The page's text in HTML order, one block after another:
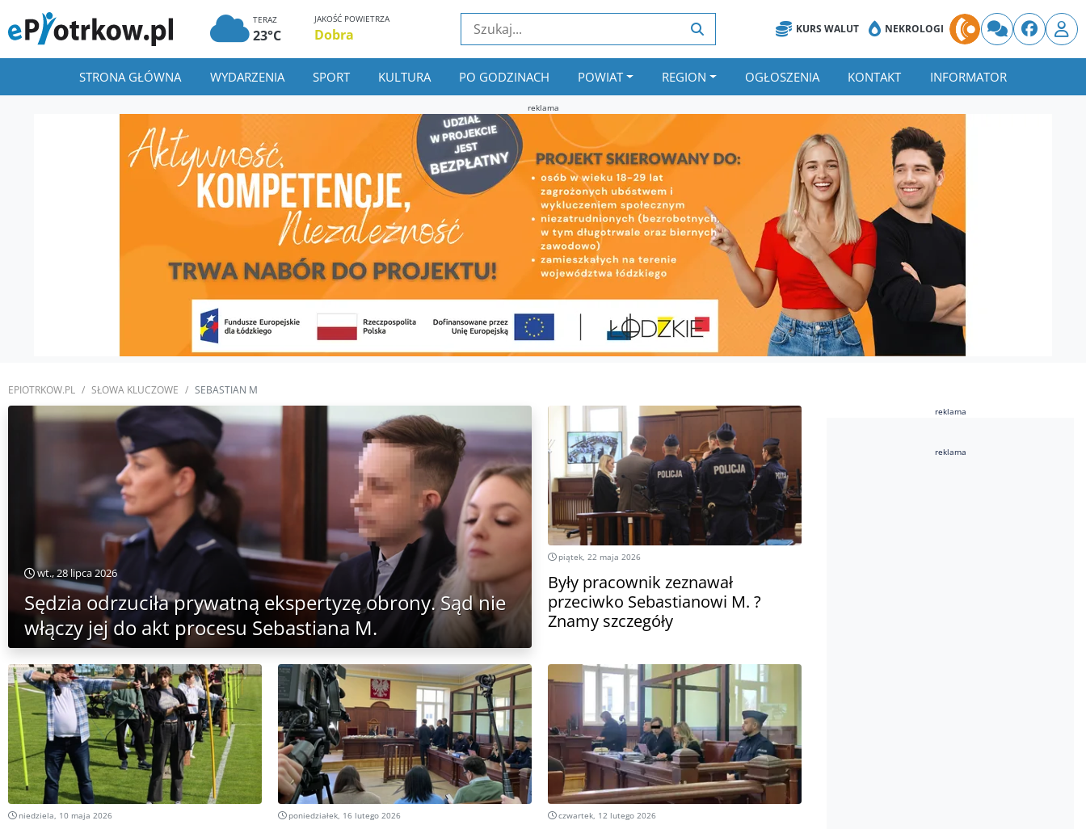
TERAZ
23°C
JAKOŚĆ POWIETRZA
Dobra KURS WALUT NEKROLOGI
STRONA GŁÓWNA WYDARZENIA SPORT KULTURA PO GODZINACH POWIAT REGION OGŁOSZENIA KONTAKT INFORMATOR
reklama
EPIOTRKOW.PL SŁOWA KLUCZOWE SEBASTIAN M
wt., 28 lipca 2026
Sędzia odrzuciła prywatną ekspertyzę obrony. Sąd nie
włączy jej do akt procesu Sebastiana M.
piątek, 22 maja 2026
Były pracownik zeznawał
przeciwko Sebastianowi M. ?
Znamy szczegóły
niedziela, 10 maja 2026 poniedziałek, 16 lutego 2026 czwartek, 12 lutego 2026
reklama
reklama